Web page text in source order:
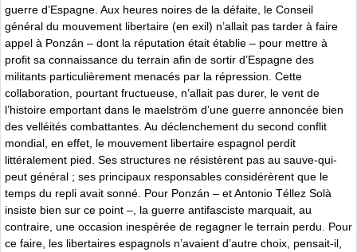
guerre d’Espagne. Aux heures noires de la défaite, le Conseil
général du mouvement libertaire (en exil) n’allait pas tarder à faire
appel à Ponzán – dont la réputation était établie – pour mettre à
profit sa connaissance du terrain afin de sortir d’Espagne des
militants particulièrement menacés par la répression. Cette
collaboration, pourtant fructueuse, n’allait pas durer, le vent de
l’histoire emportant dans le maelström d’une guerre annoncée bien
des velléités combattantes. Au déclenchement du second conflit
mondial, en effet, le mouvement libertaire espagnol perdit
littéralement pied. Ses structures ne résistèrent pas au sauve-qui-
peut général ; ses principaux responsables considérèrent que le
temps du repli avait sonné. Pour Ponzán – et Antonio Téllez Solà
insiste bien sur ce point –, la guerre antifasciste marquait, au
contraire, une occasion inespérée de regagner le terrain perdu. Pour
ce faire, les libertaires espagnols n’avaient d’autre choix, pensait-il,